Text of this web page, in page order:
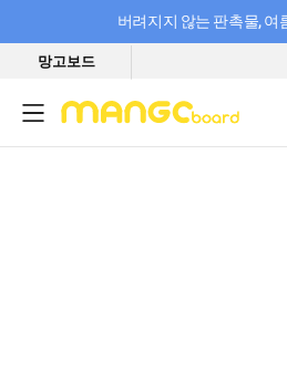
버려지지 않는 판촉물, 여
필요한 만큼 충전하고 끊김 없이 작업하
망고보드